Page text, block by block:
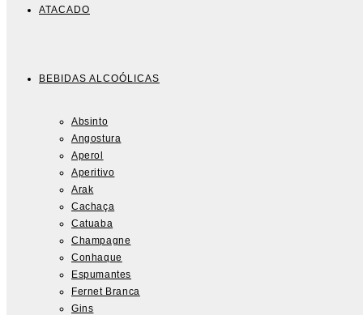
ATACADO
BEBIDAS ALCOÓLICAS
Absinto
Angostura
Aperol
Aperitivo
Arak
Cachaça
Catuaba
Champagne
Conhaque
Espumantes
Fernet Branca
Gins